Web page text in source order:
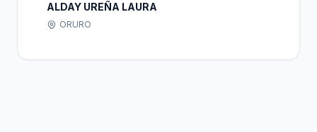
ALDAY UREÑA LAURA
ORURO